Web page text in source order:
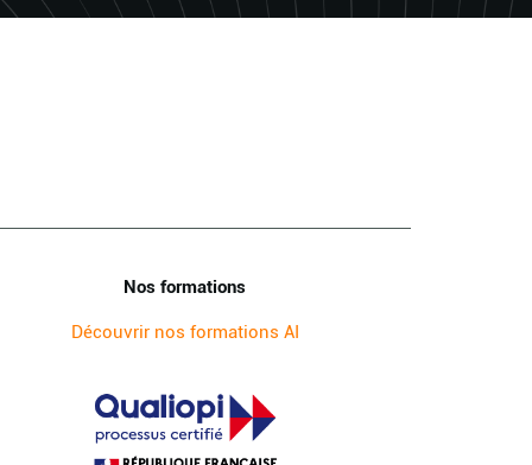
Nos formations
Découvrir nos formations AI